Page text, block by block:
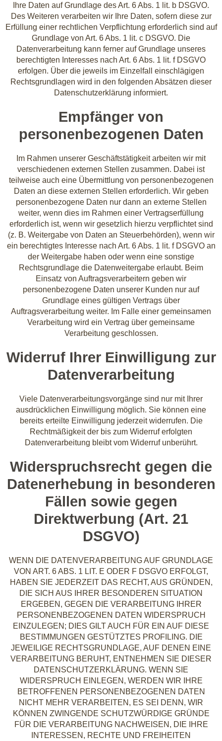
Ihre Daten auf Grundlage des Art. 6 Abs. 1 lit. b DSGVO.
Des Weiteren verarbeiten wir Ihre Daten, sofern diese zur
Erfüllung einer rechtlichen Verpflichtung erforderlich sind auf
Grundlage von Art. 6 Abs. 1 lit. c DSGVO. Die
Datenverarbeitung kann ferner auf Grundlage unseres
berechtigten Interesses nach Art. 6 Abs. 1 lit. f DSGVO
erfolgen. Über die jeweils im Einzelfall einschlägigen
Rechtsgrundlagen wird in den folgenden Absätzen dieser
Datenschutzerklärung informiert.
Empfänger von
personenbezogenen Daten
Im Rahmen unserer Geschäftstätigkeit arbeiten wir mit
verschiedenen externen Stellen zusammen. Dabei ist
teilweise auch eine Übermittlung von personenbezogenen
Daten an diese externen Stellen erforderlich. Wir geben
personenbezogene Daten nur dann an externe Stellen
weiter, wenn dies im Rahmen einer Vertragserfüllung
erforderlich ist, wenn wir gesetzlich hierzu verpflichtet sind
(z. B. Weitergabe von Daten an Steuerbehörden), wenn wir
ein berechtigtes Interesse nach Art. 6 Abs. 1 lit. f DSGVO an
der Weitergabe haben oder wenn eine sonstige
Rechtsgrundlage die Datenweitergabe erlaubt. Beim
Einsatz von Auftragsverarbeitern geben wir
personenbezogene Daten unserer Kunden nur auf
Grundlage eines gültigen Vertrags über
Auftragsverarbeitung weiter. Im Falle einer gemeinsamen
Verarbeitung wird ein Vertrag über gemeinsame
Verarbeitung geschlossen.
Widerruf Ihrer Einwilligung zur
Datenverarbeitung
Viele Datenverarbeitungsvorgänge sind nur mit Ihrer
ausdrücklichen Einwilligung möglich. Sie können eine
bereits erteilte Einwilligung jederzeit widerrufen. Die
Rechtmäßigkeit der bis zum Widerruf erfolgten
Datenverarbeitung bleibt vom Widerruf unberührt.
Widerspruchsrecht gegen die
Datenerhebung in besonderen
Fällen sowie gegen
Direktwerbung (Art. 21
DSGVO)
WENN DIE DATENVERARBEITUNG AUF GRUNDLAGE
VON ART. 6 ABS. 1 LIT. E ODER F DSGVO ERFOLGT,
HABEN SIE JEDERZEIT DAS RECHT, AUS GRÜNDEN,
DIE SICH AUS IHRER BESONDEREN SITUATION
ERGEBEN, GEGEN DIE VERARBEITUNG IHRER
PERSONENBEZOGENEN DATEN WIDERSPRUCH
EINZULEGEN; DIES GILT AUCH FÜR EIN AUF DIESE
BESTIMMUNGEN GESTÜTZTES PROFILING. DIE
JEWEILIGE RECHTSGRUNDLAGE, AUF DENEN EINE
VERARBEITUNG BERUHT, ENTNEHMEN SIE DIESER
DATENSCHUTZERKLÄRUNG. WENN SIE
WIDERSPRUCH EINLEGEN, WERDEN WIR IHRE
BETROFFENEN PERSONENBEZOGENEN DATEN
NICHT MEHR VERARBEITEN, ES SEI DENN, WIR
KÖNNEN ZWINGENDE SCHUTZWÜRDIGE GRÜNDE
FÜR DIE VERARBEITUNG NACHWEISEN, DIE IHRE
INTERESSEN, RECHTE UND FREIHEITEN